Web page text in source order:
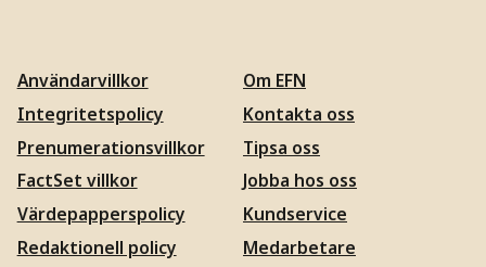
Användarvillkor
Integritetspolicy
Prenumerationsvillkor
FactSet villkor
Värdepapperspolicy
Redaktionell policy
Om EFN
Kontakta oss
Tipsa oss
Jobba hos oss
Kundservice
Medarbetare